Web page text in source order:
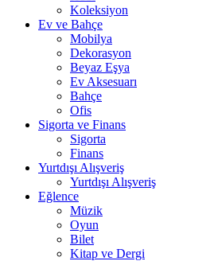
Koleksiyon
Ev ve Bahçe
Mobilya
Dekorasyon
Beyaz Eşya
Ev Aksesuarı
Bahçe
Ofis
Sigorta ve Finans
Sigorta
Finans
Yurtdışı Alışveriş
Yurtdışı Alışveriş
Eğlence
Müzik
Oyun
Bilet
Kitap ve Dergi